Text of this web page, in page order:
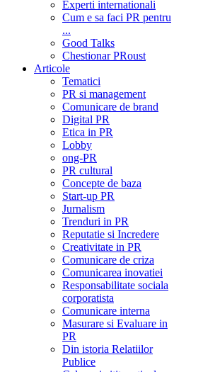
Experti internationali
Cum e sa faci PR pentru
...
Good Talks
Chestionar PRoust
Articole
Tematici
PR si management
Comunicare de brand
Digital PR
Etica in PR
Lobby
ong-PR
PR cultural
Concepte de baza
Start-up PR
Jurnalism
Trenduri in PR
Reputatie si Incredere
Creativitate in PR
Comunicare de criza
Comunicarea inovatiei
Responsabilitate sociala
corporatista
Comunicare interna
Masurare si Evaluare in
PR
Din istoria Relatiilor
Publice